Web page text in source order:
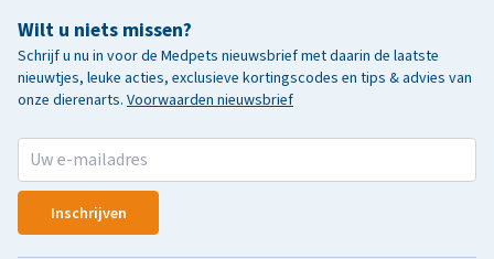
Wilt u niets missen?
Schrijf u nu in voor de Medpets nieuwsbrief met daarin de laatste
nieuwtjes, leuke acties, exclusieve kortingscodes en tips & advies van
onze dierenarts. Voorwaarden nieuwsbrief
Inschrijven